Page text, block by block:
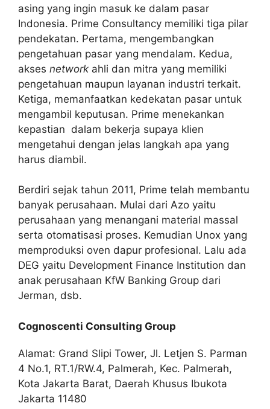
asing yang ingin masuk ke dalam pasar
Indonesia. Prime Consultancy memiliki tiga pilar
pendekatan. Pertama, mengembangkan
pengetahuan pasar yang mendalam. Kedua,
akses network ahli dan mitra yang memiliki
pengetahuan maupun layanan industri terkait.
Ketiga, memanfaatkan kedekatan pasar untuk
mengambil keputusan. Prime menekankan
kepastian dalam bekerja supaya klien
mengetahui dengan jelas langkah apa yang
harus diambil.
Berdiri sejak tahun 2011, Prime telah membantu
banyak perusahaan. Mulai dari Azo yaitu
perusahaan yang menangani material massal
serta otomatisasi proses. Kemudian Unox yang
memproduksi oven dapur profesional. Lalu ada
DEG yaitu Development Finance Institution dan
anak perusahaan KfW Banking Group dari
Jerman, dsb.
Cognoscenti Consulting Group
Alamat: Grand Slipi Tower, Jl. Letjen S. Parman
4 No.1, RT.1/RW.4, Palmerah, Kec. Palmerah,
Kota Jakarta Barat, Daerah Khusus Ibukota
Jakarta 11480